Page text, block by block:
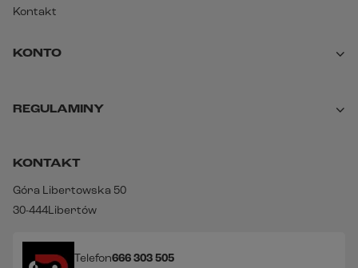
Kontakt
KONTO
REGULAMINY
KONTAKT
Góra Libertowska 50
30-444Libertów
Telefon666 303 505